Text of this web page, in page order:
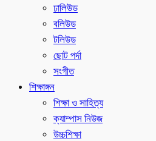
ঢালিউড
বলিউড
টলিউড
ছোট পর্দা
সংগীত
শিক্ষাঙ্গন
শিক্ষা ও সাহিত্য
ক্যাম্পাস নিউজ
উচ্চশিক্ষা